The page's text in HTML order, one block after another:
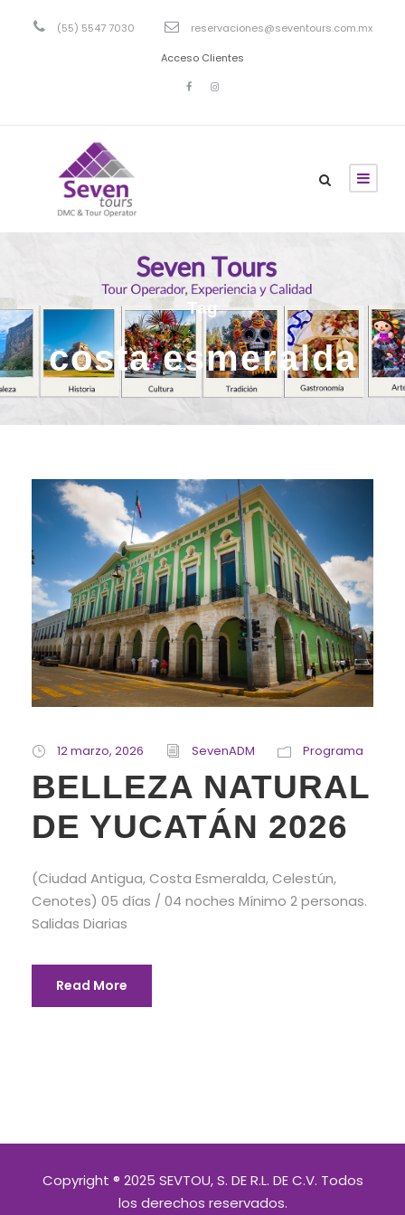
(55) 5547 7030 reservaciones@seventours.com.mx
Acceso Clientes
Tag
costa esmeralda
12 marzo, 2026 SevenADM Programa
BELLEZA NATURAL
DE YUCATÁN 2026
(Ciudad Antigua, Costa Esmeralda, Celestún,
Cenotes) 05 días / 04 noches Mínimo 2 personas.
Salidas Diarias
Read More
Copyright ® 2025 SEVTOU, S. DE R.L. DE C.V. Todos
los derechos reservados.